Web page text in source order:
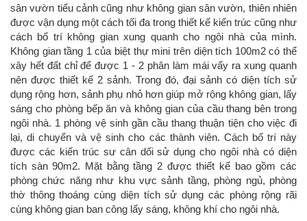
sân vườn tiểu cảnh cũng như không gian sân vườn, thiên nhiên
được vận dụng một cách tối đa trong thiết kế kiến trúc cũng như
cách bố trí không gian xung quanh cho ngôi nhà của mình.
Không gian tầng 1 của biệt thự mini trên diện tích 100m2 có thể
xây hết đất chỉ để được 1 - 2 phân làm mái vẩy ra xung quanh
nên được thiết kế 2 sảnh. Trong đó, đại sảnh có diện tích sử
dụng rộng hơn, sảnh phụ nhỏ hơn giúp mở rộng không gian, lấy
sáng cho phòng bếp ăn và không gian của cầu thang bên trong
ngôi nhà. 1 phòng vệ sinh gần cầu thang thuận tiện cho việc đi
lại, di chuyển và vệ sinh cho các thành viên. Cách bố trí này
được các kiến trúc sư cân dối sử dụng cho ngôi nhà có diện
tích sàn 90m2. Mặt bằng tầng 2 được thiết kế bao gồm các
phòng chức năng như khu vực sảnh tầng, phòng ngủ, phòng
thờ thông thoáng cùng diện tích sử dụng các phòng rộng rãi
cùng không gian ban công lấy sáng, không khí cho ngôi nhà.